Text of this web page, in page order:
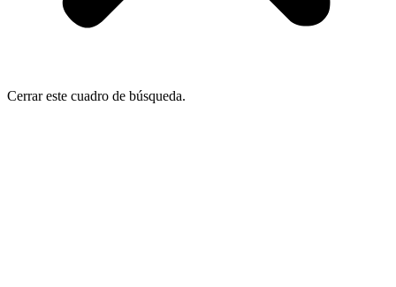
Cerrar este cuadro de búsqueda.